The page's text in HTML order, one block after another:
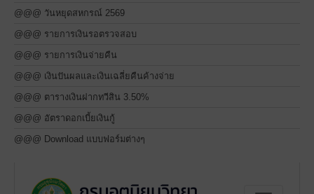
@@@ วันหยุดสหกรณ์ 2569
@@@ รายการเงินรอตรวจสอบ
@@@ รายการเงินจ่ายคืน
@@@ เงินปันผลและเงินเฉลี่ยคืนค้างจ่าย
@@@ ตารางเงินฝากทวีสิน 3.50%
@@@ อัตราดอกเบี้ยเงินกู้
@@@ Download แบบฟอร์มต่างๆ